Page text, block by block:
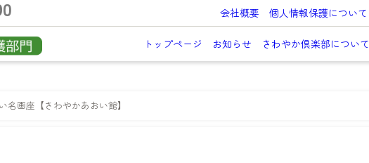
会社概要 個人情報保護について
トップページ お知らせ さわやか倶楽部について
名画座【さわやかあおい館】